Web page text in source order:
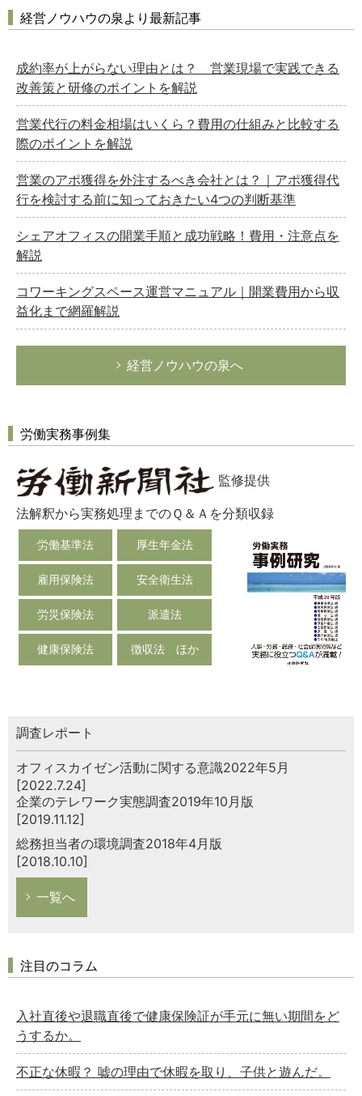
経営ノウハウの泉より最新記事
成約率が上がらない理由とは？ 営業現場で実践できる
改善策と研修のポイントを解説
営業代行の料金相場はいくら？費用の仕組みと比較する
際のポイントを解説
営業のアポ獲得を外注するべき会社とは？｜アポ獲得代
行を検討する前に知っておきたい4つの判断基準
シェアオフィスの開業手順と成功戦略！費用・注意点を
解説
コワーキングスペース運営マニュアル｜開業費用から収
益化まで網羅解説
経営ノウハウの泉へ
労働実務事例集
監修提供
法解釈から実務処理までのＱ＆Ａを分類収録
労働基準法 厚生年金法
雇用保険法 安全衛生法
労災保険法 派遣法
健康保険法 徴収法 ほか
調査レポート
オフィスカイゼン活動に関する意識2022年5月
[2022.7.24]
企業のテレワーク実態調査2019年10月版
[2019.11.12]
総務担当者の環境調査2018年4月版
[2018.10.10]
一覧へ
注目のコラム
入社直後や退職直後で健康保険証が手元に無い期間をど
うするか。
不正な休暇？ 嘘の理由で休暇を取り、子供と遊んだ。